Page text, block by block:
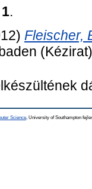
1.
Fleischer,
(Kézirat)
Science , University of Southampton